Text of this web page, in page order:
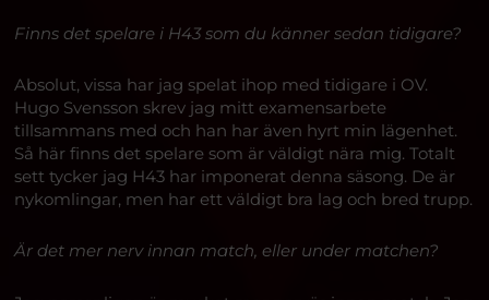
Finns det spelare i H43 som du känner sedan tidigare?
Absolut, vissa har jag spelat ihop med tidigare i OV.
Hugo Svensson skrev jag mitt examensarbete
tillsammans med och han har även hyrt min lägenhet.
Så här finns det spelare som är väldigt nära mig. Totalt
sett tycker jag H43 har imponerat denna säsong. De är
nykomlingar, men har ett väldigt bra lag och bred trupp.
Är det mer nerv innan match, eller under matchen?